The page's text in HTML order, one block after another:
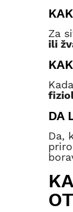
Za
ili
DA
Da,